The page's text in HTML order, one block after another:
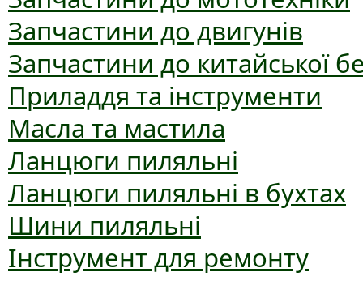
Запчастини до двигунів
Запчастини до китайської
Приладдя та інструменти
Масла та мастила
Ланцюги пиляльні
Ланцюги пиляльні в бухтах
Шини пиляльні
Інструмент для ремонту